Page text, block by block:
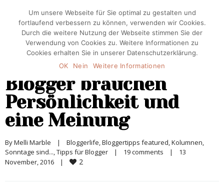
Blogger brauchen
Persönlichkeit und
eine Meinung
By Melli Marble | Bloggerlife, Bloggertipps featured, Kolumnen
Sonntage sind..., Tipps für Blogger | 19 comments |
13
November, 2016
| 2
Um unsere Webseite für Sie optimal zu gestalten und
fortlaufend verbessern zu können, verwenden wir Cookies.
Durch die weitere Nutzung der Webseite stimmen Sie der
Verwendung von Cookies zu. Weitere Informationen zu
Cookies erhalten Sie in unserer Datenschutzerklärung.
OK
Nein Weitere Informationen